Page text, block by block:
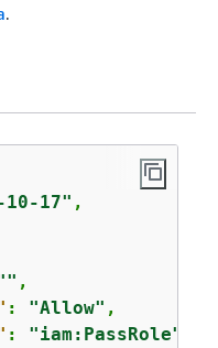
.
10-17" ,
,
: "Allow" ,
: "iam:PassRole"